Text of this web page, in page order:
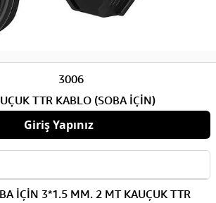
3006
TTR KABLO (SOBA İÇİN)
Giriş Yapınız
İÇİN 3*1.5 MM. 2 MT KAUÇUK TTR